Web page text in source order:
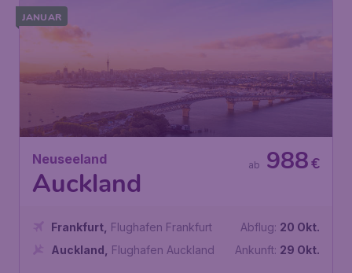
JANUAR
Neuseeland
Auckland
€
988
ab
Frankfurt Flughafen Frankfurt
Auckland
Flughafen Auckland
Abflug: 20 Okt.
Ankunft: 29 Okt.